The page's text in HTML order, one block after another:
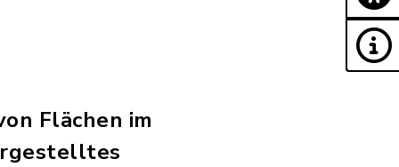
Flächen im